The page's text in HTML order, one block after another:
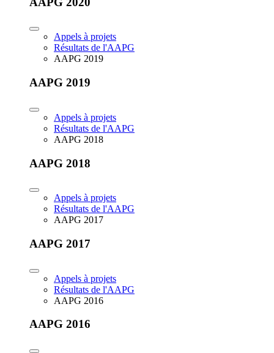
Appels à projets
Résultats de l'AAPG
AAPG 2019
AAPG 2019
Appels à projets
Résultats de l'AAPG
AAPG 2018
AAPG 2018
Appels à projets
Résultats de l'AAPG
AAPG 2017
AAPG 2017
Appels à projets
Résultats de l'AAPG
AAPG 2016
AAPG 2016